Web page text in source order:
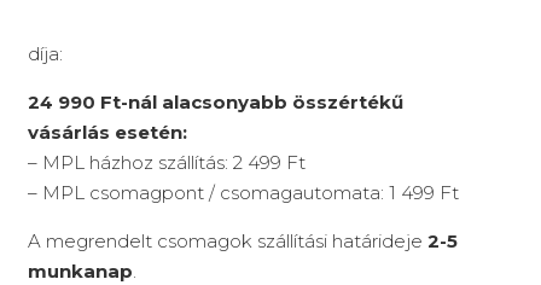
díja:
24 990 Ft-nál alacsonyabb összértékű
vásárlás esetén:
– MPL házhoz szállítás: 2 499 Ft
– MPL csomagpont / csomagautomata: 1 499 Ft
A megrendelt csomagok szállítási határideje 2-5
munkanap.